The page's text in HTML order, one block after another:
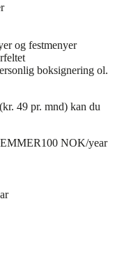
og festmenyer
boksignering ol.
49 pr. mnd) kan du
100 NOK/year